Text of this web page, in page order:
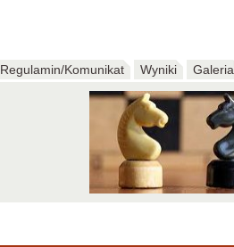
Regulamin/Komunikat Wyniki Galeria